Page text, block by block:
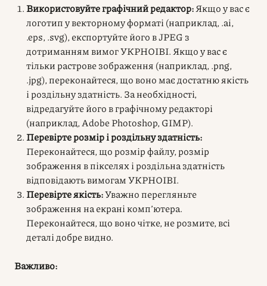
Використовуйте графічний редактор:Якщо у вас є
логотип у векторному форматі (наприклад, .ai,
.eps, .svg), експортуйте його в JPEG з
дотриманням вимог УКРНОІВІ. Якщо у вас є
тільки растрове зображення (наприклад, .png,
.jpg), переконайтеся, що воно має достатню якість
і роздільну здатність. За необхідності,
відредагуйте його в графічному редакторі
(наприклад, Adobe Photoshop, GIMP).
Перевірте розмір і роздільну здатність:
Переконайтеся, що розмір файлу, розмір
зображення в пікселях і роздільна здатність
відповідають вимогам УКРНОІВІ.
Перевірте якість:Уважно перегляньте
зображення на екрані комп’ютера.
Переконайтеся, що воно чітке, не розмите, всі
деталі добре видно.
Важливо: